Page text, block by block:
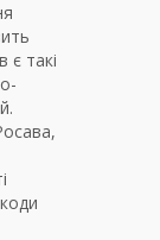
є такі